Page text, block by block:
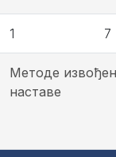
1 7
Методе
наставе